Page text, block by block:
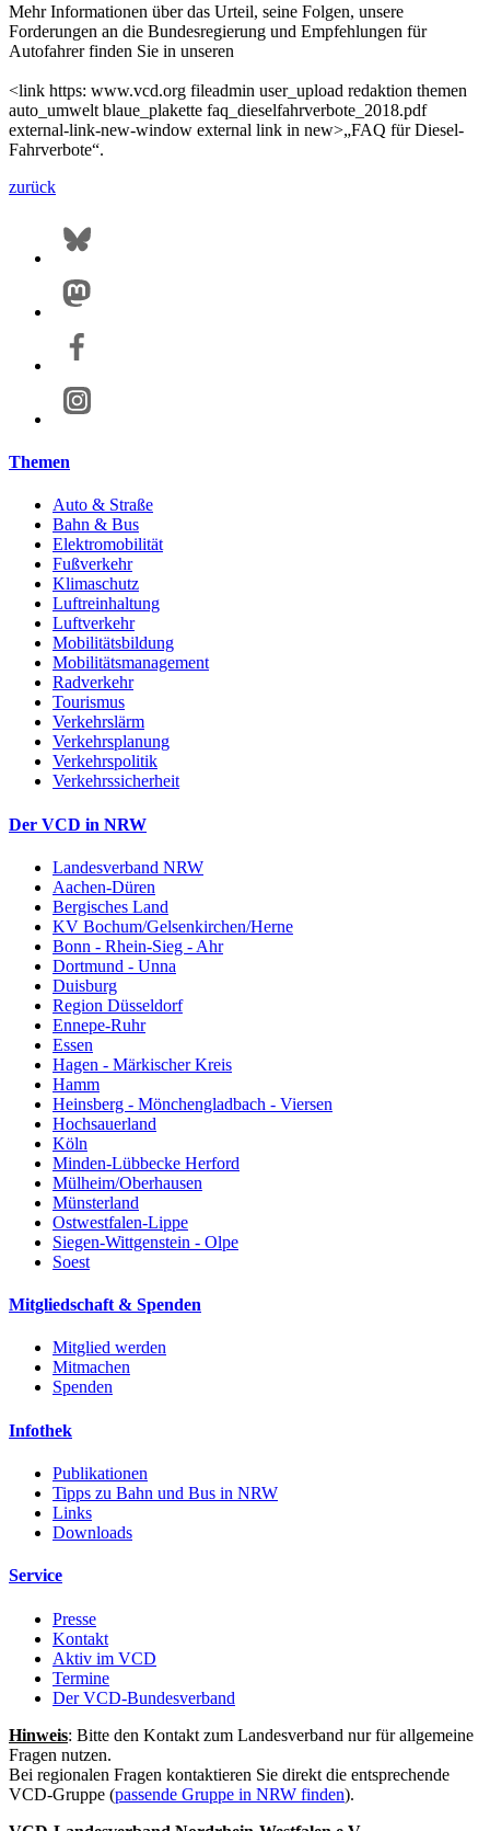
Mehr Informationen über das Urteil, seine Folgen, unsere
Forderungen an die Bundesregierung und Empfehlungen für
Autofahrer finden Sie in unseren
<link https: www.vcd.org fileadmin user_upload redaktion themen
auto_umwelt blaue_plakette faq_dieselfahrverbote_2018.pdf
external-link-new-window external link in new>„FAQ für Diesel-
Fahrverbote“.
zurück
Themen
Auto & Straße
Bahn & Bus
Elektromobilität
Fußverkehr
Klimaschutz
Luftreinhaltung
Luftverkehr
Mobilitätsbildung
Mobilitätsmanagement
Radverkehr
Tourismus
Verkehrslärm
Verkehrsplanung
Verkehrspolitik
Verkehrssicherheit
Der VCD in NRW
Landesverband NRW
Aachen-Düren
Bergisches Land
KV Bochum/Gelsenkirchen/Herne
Bonn - Rhein-Sieg - Ahr
Dortmund - Unna
Duisburg
Region Düsseldorf
Ennepe-Ruhr
Essen
Hagen - Märkischer Kreis
Hamm
Heinsberg - Mönchengladbach - Viersen
Hochsauerland
Köln
Minden-Lübbecke Herford
Mülheim/Oberhausen
Münsterland
Ostwestfalen-Lippe
Siegen-Wittgenstein - Olpe
Soest
Mitgliedschaft & Spenden
Mitglied werden
Mitmachen
Spenden
Infothek
Publikationen
Tipps zu Bahn und Bus in NRW
Links
Downloads
Service
Presse
Kontakt
Aktiv im VCD
Termine
Der VCD-Bundesverband
Hinweis: Bitte den Kontakt zum Landesverband nur für allgemeine
Fragen nutzen.
Bei regionalen Fragen kontaktieren Sie direkt die entsprechende
VCD-Gruppe (passende Gruppe in NRW finden).